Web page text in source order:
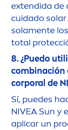
extendida de
cuidado
solamente
total
8. ¿Puedo
combinación
corporal de
Sí, puedes
NIVEASun y
aplicar un